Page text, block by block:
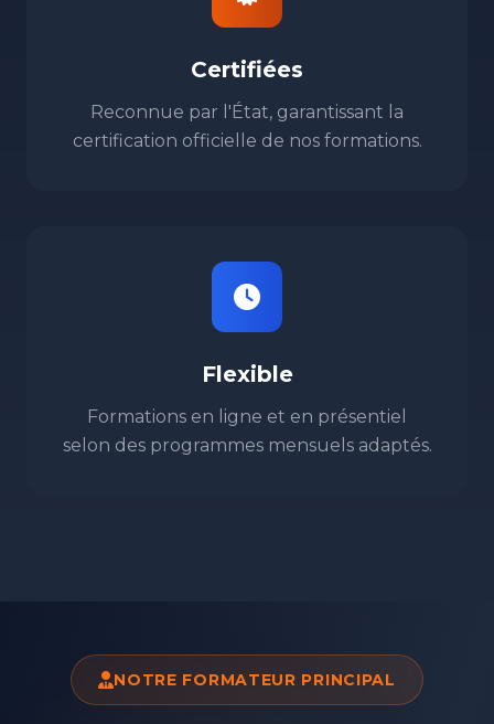
Certifiées
Reconnue par l'État, garantissant la
certification officielle de nos formations.
Flexible
Formations en ligne et en présentiel
selon des programmes mensuels adaptés.
NOTRE FORMATEUR PRINCIPAL